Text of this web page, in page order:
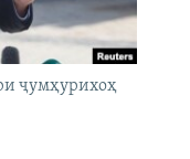
ҷумҳурихоҳ